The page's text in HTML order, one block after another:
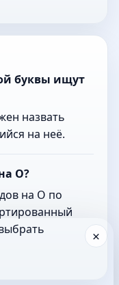
буквы ищут
назвать
на неё.
О?
на О по
×